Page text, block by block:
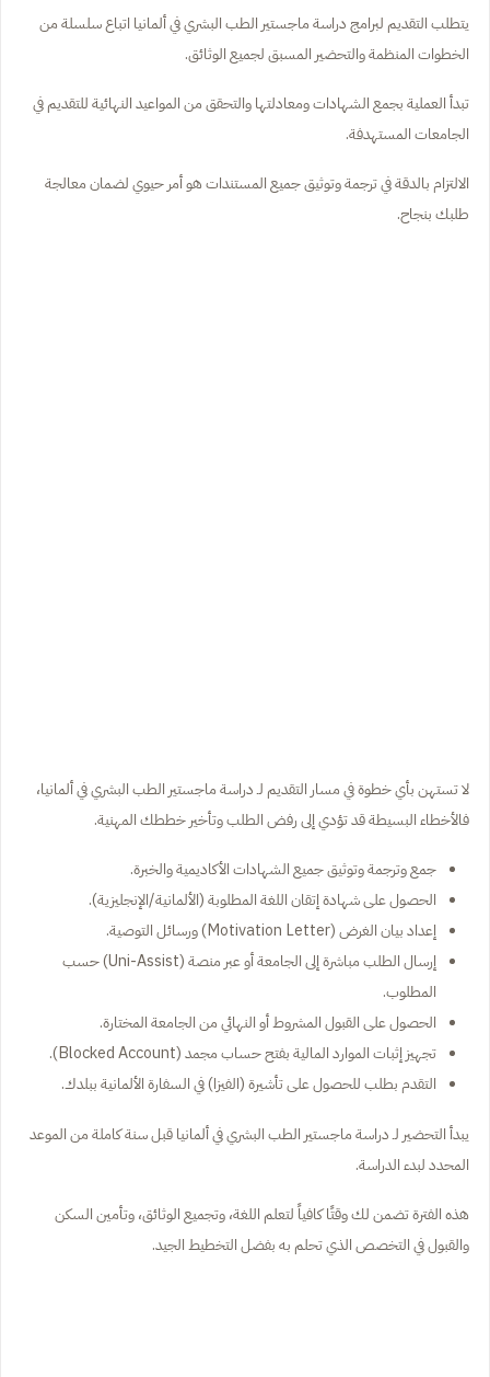
يتطلب التقديم لبرامج دراسة ماجستير الطب البشري في ألمانيا اتباع سلسلة من
الخطوات المنظمة والتحضير المسبق لجميع الوثائق.
تبدأ العملية بجمع الشهادات ومعادلتها والتحقق من المواعيد النهائية للتقديم في
الجامعات المستهدفة.
الالتزام بالدقة في ترجمة وتوثيق جميع المستندات هو أمر حيوي لضمان معالجة
طلبك بنجاح.
لا تستهن بأي خطوة في مسار التقديم لـ دراسة ماجستير الطب البشري في ألمانيا،
فالأخطاء البسيطة قد تؤدي إلى رفض الطلب وتأخير خططك المهنية.
جمع وترجمة وتوثيق جميع الشهادات الأكاديمية والخبرة.
الحصول على شهادة إتقان اللغة المطلوبة (الألمانية/الإنجليزية).
إعداد بيان الغرض (Motivation Letter) ورسائل التوصية.
إرسال الطلب مباشرة إلى الجامعة أو عبر منصة (Uni-Assist) حسب
المطلوب.
الحصول على القبول المشروط أو النهائي من الجامعة المختارة.
تجهيز إثبات الموارد المالية بفتح حساب مجمد (Blocked Account).
التقدم بطلب للحصول على تأشيرة (الفيزا) في السفارة الألمانية ببلدك.
يبدأ التحضير لـ دراسة ماجستير الطب البشري في ألمانيا قبل سنة كاملة من الموعد
المحدد لبدء الدراسة.
هذه الفترة تضمن لك وقتًا كافياً لتعلم اللغة، وتجميع الوثائق، وتأمين السكن
والقبول في التخصص الذي تحلم به بفضل التخطيط الجيد.